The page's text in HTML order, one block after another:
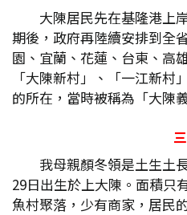
大陳居民先在基隆港上
期後，政府再陸續安排到全
園、宜蘭、花蓮、台東、高
「大陳新村」、「一江新村
的所在，當時被稱為「大陳
三
我母親顏冬領是土生土
29日出生於上大陳。面積只
魚村聚落，少有商家，居民